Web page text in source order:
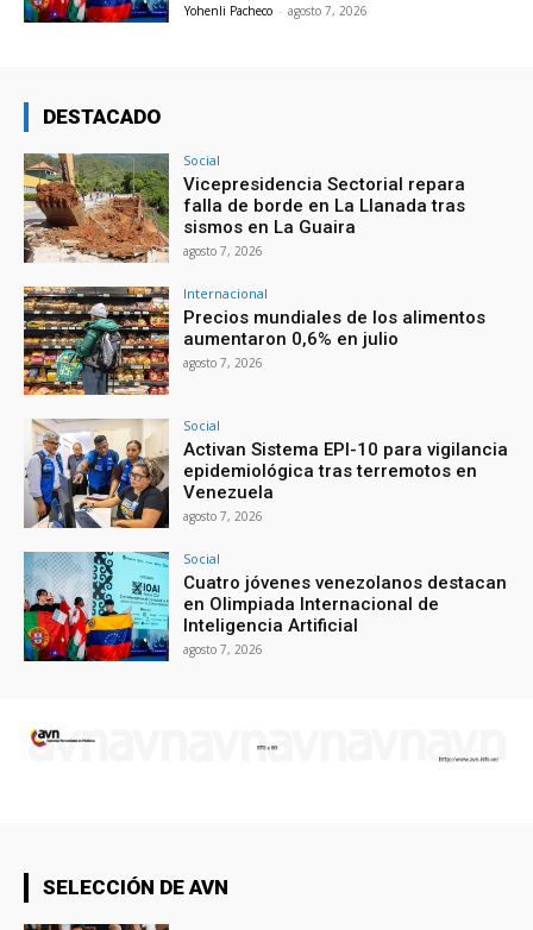
Yohenli Pacheco - agosto 7, 2026
DESTACADO
Social
Vicepresidencia Sectorial repara
falla de borde en La Llanada tras
sismos en La Guaira
agosto 7, 2026
Internacional
Precios mundiales de los alimentos
aumentaron 0,6% en julio
agosto 7, 2026
Social
Activan Sistema EPI-10 para vigilancia
epidemiológica tras terremotos en
Venezuela
agosto 7, 2026
Social
Cuatro jóvenes venezolanos destacan
en Olimpiada Internacional de
Inteligencia Artificial
agosto 7, 2026
SELECCIÓN DE AVN